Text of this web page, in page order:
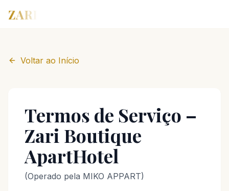
ZARI
Voltar ao Início
Termos de Serviço –
Zari Boutique
ApartHotel
(Operado pela MIKO APPART)